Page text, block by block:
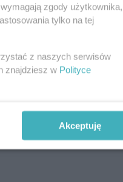
zgody użytkownika,
tylko na tej
z naszych serwisów
znajdziesz w Polityce
Akceptuję